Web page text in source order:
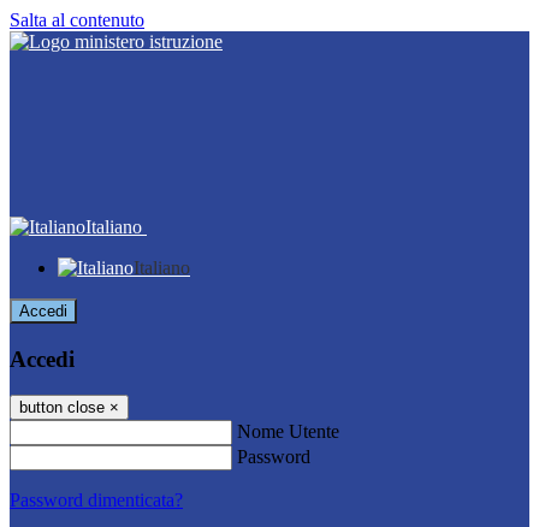
Salta al contenuto
Italiano
Italiano
Accedi
Accedi
button close ×
Nome Utente
Password
Password dimenticata?